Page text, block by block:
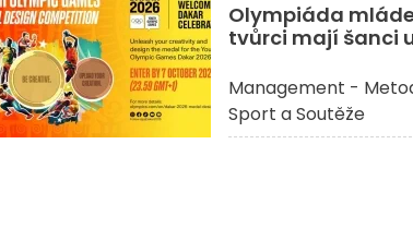
Olympiáda
tvůrci mají šanci
Management -
Sport a Soutěže